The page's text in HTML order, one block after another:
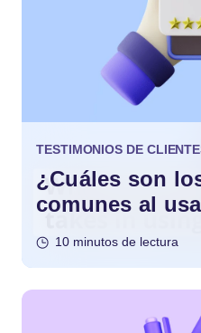
TESTIMONIOS DE
¿Cuáles son
comunes al
10 minutos de lectura